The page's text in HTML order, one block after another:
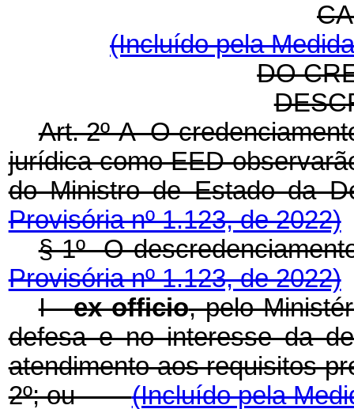
(Incluído pela
DO
Art. 2º-A O
jurídica como EED
do Ministro de Estado
Provisória nº 1.123, de 2022)
§ 1º O
Provisória nº 1.123, de 2022)
I -ex officio, pelo
defesa e no interesse da
atendimento aos requisitos
2º; ou(Incluído pela